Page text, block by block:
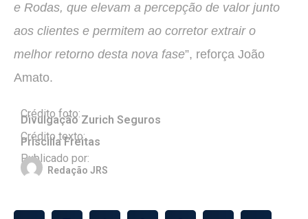
e Rodas, que elevam a percepção de valor junto
aos clientes e permitem ao corretor extrair o
melhor retorno desta nova fase”, reforça João
Amato.
Crédito foto:
Divulgação Zurich Seguros
Crédito texto:
Priscilla Freitas
Publicado por:
Redação JRS